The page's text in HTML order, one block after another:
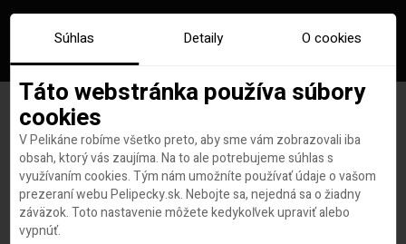
Značka:letisko olbia
Súhlas Detaily O cookies
Táto webstránka používa súbory
cookies
V Pelikáne robíme všetko preto, aby sme vám zobrazovali iba
obsah, ktorý vás zaujíma. Na to ale potrebujeme súhlas s
využívaním cookies. Tým nám umožníte používať údaje o vašom
prezeraní webu Pelipecky.sk. Nebojte sa, nejedná sa o žiadny
záväzok. Toto nastavenie môžete kedykoľvek upraviť alebo
vypnúť.